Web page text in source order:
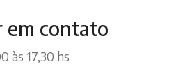
em contato
às 17,30 hs